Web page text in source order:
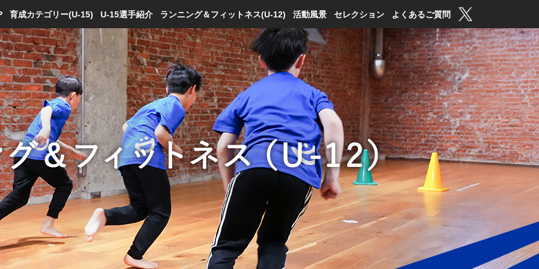
育成カテゴリー(U-15) U-15選手紹介 ランニング＆フィットネス(U-12) 活動風景 セレクション よくあるご質問